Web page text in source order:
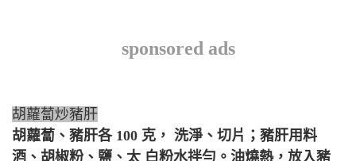
sponsored ads
胡蘿蔔炒豬肝
胡蘿蔔、豬肝各 100 克， 洗淨、切片；豬肝用料
酒、胡椒粉、鹽、太 白粉水拌勻。油燒熱，放入豬